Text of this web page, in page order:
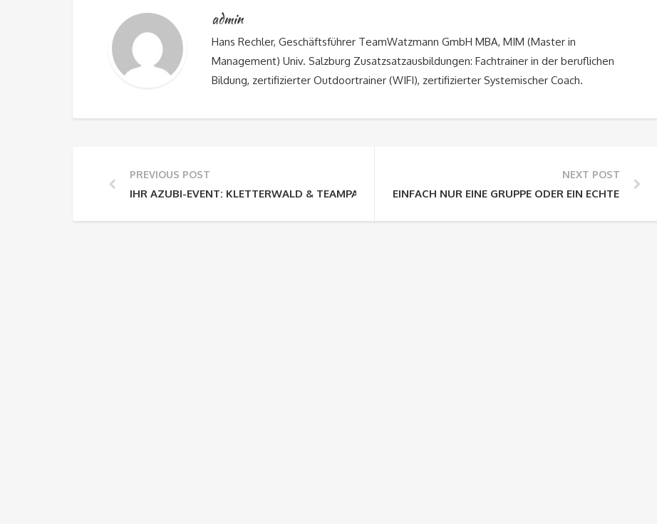
admin
Hans Rechler, Geschäftsführer TeamWatzmann GmbH MBA, MIM (Master in
Management) Univ. Salzburg Zusatzsatzausbildungen: Fachtrainer in der beruflichen
Bildung, zertifizierter Outdoortrainer (WIFI), zertifizierter Systemischer Coach.
PREVIOUS POST
IHR AZUBI-EVENT: KLETTERWALD & TEAMPARCOURS TEAMWATZMANN
NEXT POST
EINFACH NUR EINE GRUPPE ODER EIN ECHTES TEAM?